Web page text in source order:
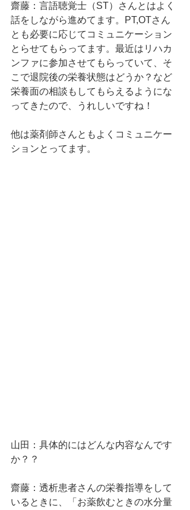
齋藤：言語聴覚士（ST）さんとはよく
話をしながら進めてます。PT,OTさん
とも必要に応じてコミュニケーション
とらせてもらってます。最近はリハカ
ンファに参加させてもらっていて、そ
こで退院後の栄養状態はどうか？など
栄養面の相談もしてもらえるようにな
ってきたので、うれしいですね！
他は薬剤師さんともよくコミュニケー
ションとってます。
山田：具体的にはどんな内容なんです
か？？
齋藤：透析患者さんの栄養指導をして
いるときに、「お薬飲むときの水分量